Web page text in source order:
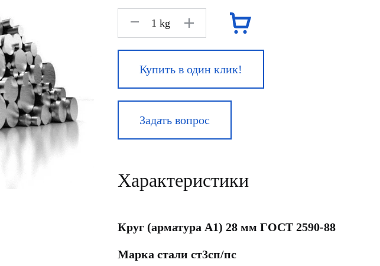
kg
Купить в один клик!
Задать вопрос
Характеристики
Круг (арматура А1) 28 мм ГОСТ 2590-88
Марка стали ст3сп/пс